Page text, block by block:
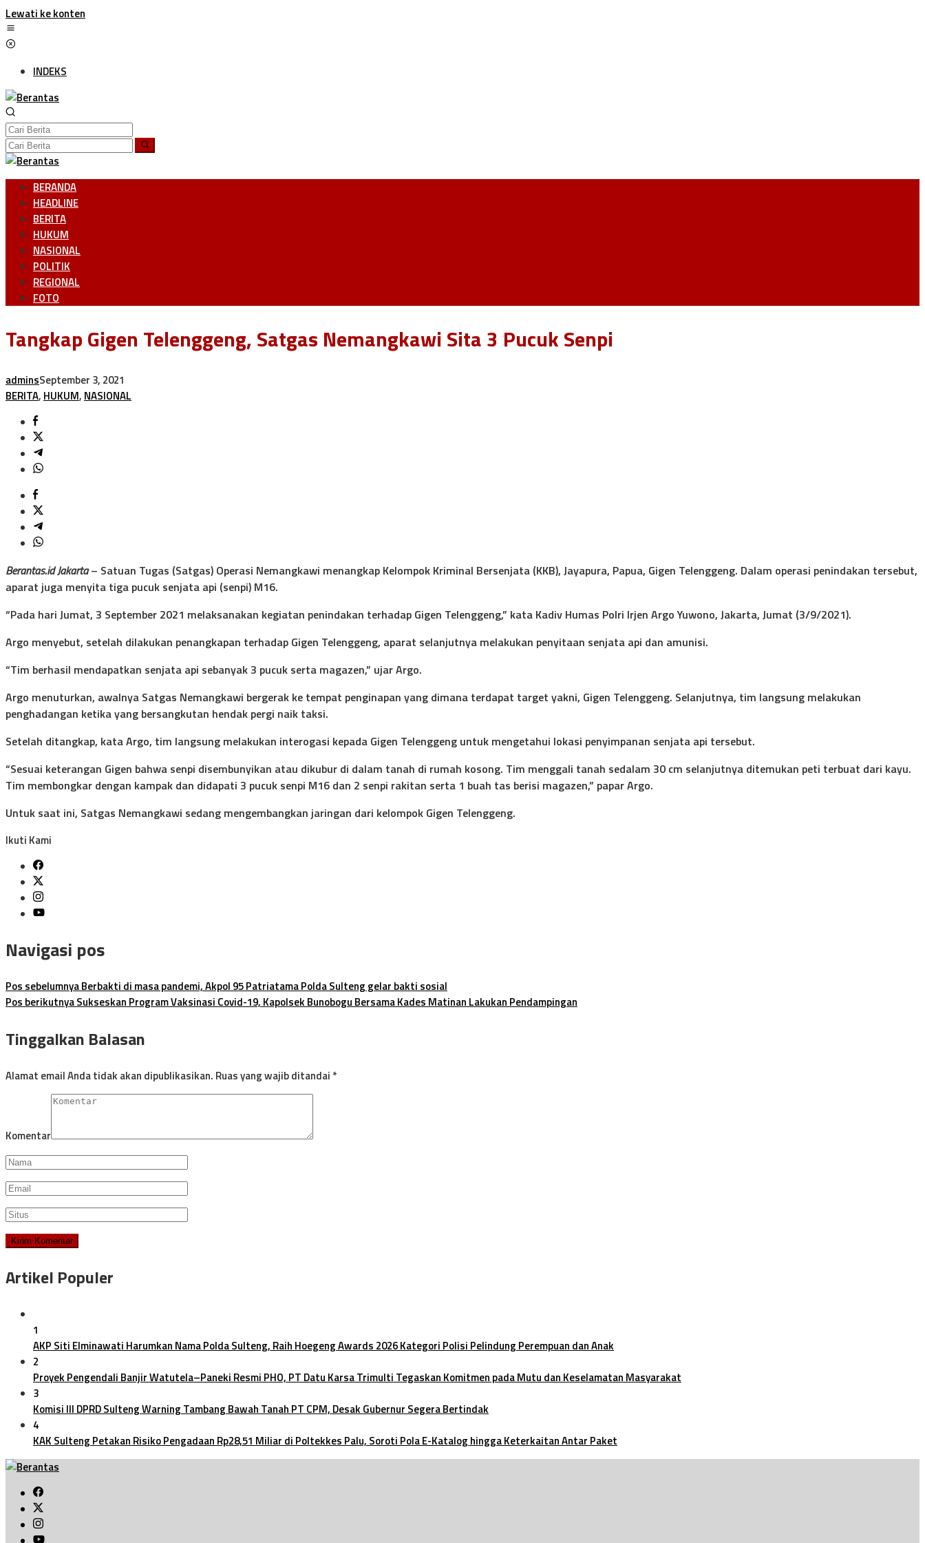
Lewati ke konten
INDEKS
BERANDA
HEADLINE
BERITA
HUKUM
NASIONAL
POLITIK
REGIONAL
FOTO
Tangkap Gigen Telenggeng, Satgas Nemangkawi Sita 3 Pucuk Senpi
adminsSeptember 3, 2021
BERITA, HUKUM, NASIONAL
Berantas.id Jakarta– Satuan Tugas (Satgas) Operasi Nemangkawi menangkap Kelompok Kriminal Bersenjata (KKB), Jayapura, Papua, Gigen Telenggeng. Dalam operasi penindakan tersebut,
aparat juga menyita tiga pucuk senjata api (senpi) M16.
“Pada hari Jumat, 3 September 2021 melaksanakan kegiatan penindakan terhadap Gigen Telenggeng,” kata Kadiv Humas Polri Irjen Argo Yuwono, Jakarta, Jumat (3/9/2021).
Argo menyebut, setelah dilakukan penangkapan terhadap Gigen Telenggeng, aparat selanjutnya melakukan penyitaan senjata api dan amunisi.
“Tim berhasil mendapatkan senjata api sebanyak 3 pucuk serta magazen,” ujar Argo.
Argo menuturkan, awalnya Satgas Nemangkawi bergerak ke tempat penginapan yang dimana terdapat target yakni, Gigen Telenggeng. Selanjutnya, tim langsung melakukan
penghadangan ketika yang bersangkutan hendak pergi naik taksi.
Setelah ditangkap, kata Argo, tim langsung melakukan interogasi kepada Gigen Telenggeng untuk mengetahui lokasi penyimpanan senjata api tersebut.
“Sesuai keterangan Gigen bahwa senpi disembunyikan atau dikubur di dalam tanah di rumah kosong. Tim menggali tanah sedalam 30 cm selanjutnya ditemukan peti terbuat dari kayu.
Tim membongkar dengan kampak dan didapati 3 pucuk senpi M16 dan 2 senpi rakitan serta 1 buah tas berisi magazen,” papar Argo.
Untuk saat ini, Satgas Nemangkawi sedang mengembangkan jaringan dari kelompok Gigen Telenggeng.
Ikuti Kami
Navigasi pos
Pos sebelumnyaBerbakti di masa pandemi, Akpol 95 Patriatama Polda Sulteng gelar bakti sosial
Pos berikutnyaSukseskan Program Vaksinasi Covid-19, Kapolsek Bunobogu Bersama Kades Matinan Lakukan Pendampingan
Tinggalkan Balasan
Alamat email Anda tidak akan dipublikasikan. Ruas yang wajib ditandai *
Komentar
Artikel Populer
1
AKP Siti Elminawati Harumkan Nama Polda Sulteng, Raih Hoegeng Awards 2026 Kategori Polisi Pelindung Perempuan dan Anak
2
Proyek Pengendali Banjir Watutela–Paneki Resmi PHO, PT Datu Karsa Trimulti Tegaskan Komitmen pada Mutu dan Keselamatan Masyarakat
3
Komisi III DPRD Sulteng Warning Tambang Bawah Tanah PT CPM, Desak Gubernur Segera Bertindak
4
KAK Sulteng Petakan Risiko Pengadaan Rp28,51 Miliar di Poltekkes Palu, Soroti Pola E-Katalog hingga Keterkaitan Antar Paket